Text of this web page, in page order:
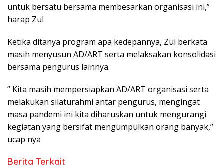
untuk bersatu bersama membesarkan organisasi ini,”
harap Zul
Ketika ditanya program apa kedepannya, Zul berkata
masih menyusun AD/ART serta melaksakan konsolidasi
bersama pengurus lainnya.
” Kita masih mempersiapkan AD/ART organisasi serta
melakukan silaturahmi antar pengurus, mengingat
masa pandemi ini kita diharuskan untuk mengurangi
kegiatan yang bersifat mengumpulkan orang banyak,”
ucap nya
Berita Terkait